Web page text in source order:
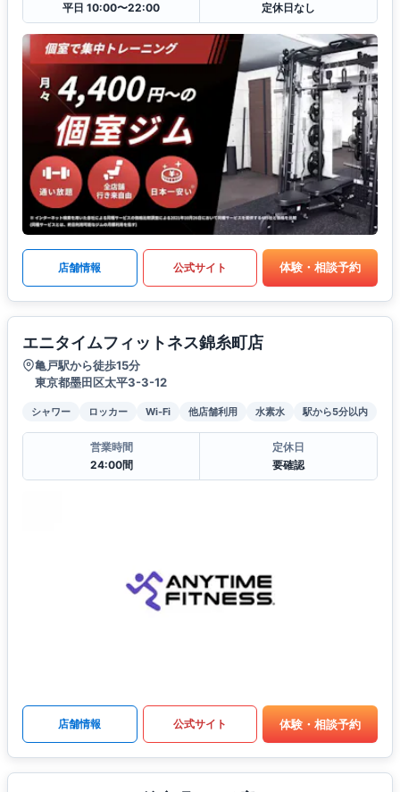
平日 10:00〜22:00
定休日なし
店舗情報 公式サイト 体験・相談予約
エニタイムフィットネス錦糸町店
亀戸駅から徒歩15分
東京都墨田区太平3-3-12
シャワー ロッカー Wi-Fi 他店舗利用 水素水 駅から5分以内
営業時間
24:00間
定休日
要確認
店舗情報 公式サイト 体験・相談予約